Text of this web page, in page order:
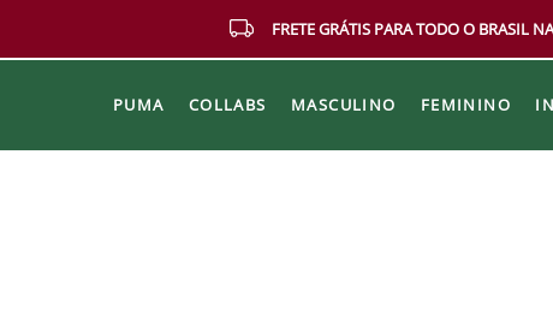
FRETE GRÁTIS PARA TODO O BRASIL
PUMA COLLABS MASCULINO FEMININO